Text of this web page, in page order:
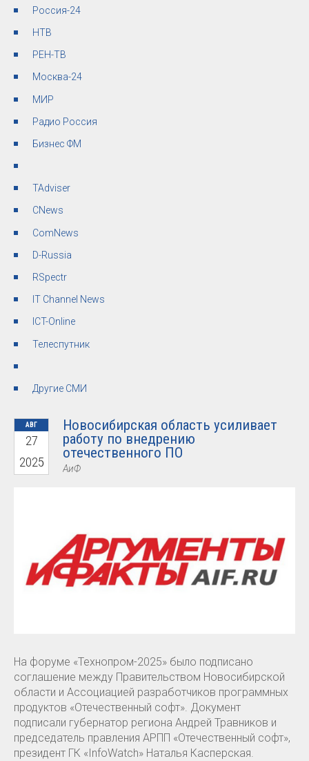
Россия-24
НТВ
РЕН-ТВ
Москва-24
МИР
Радио Россия
Бизнес ФМ
TAdviser
СNews
ComNews
D-Russia
RSpectr
IT Channel News
ICT-Online
Телеспутник
Другие СМИ
АВГ
27
2025
Новосибирская область усиливает
работу по внедрению
отечественного ПО
АиФ
На форуме «Технопром-2025» было подписано
соглашение между Правительством Новосибирской
области и Ассоциацией разработчиков программных
продуктов «Отечественный софт». Документ
подписали губернатор региона Андрей Травников и
председатель правления АРПП «Отечественный софт»,
президент ГК «InfoWatch» Наталья Касперская.